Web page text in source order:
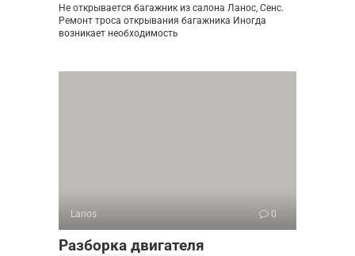
Не открывается багажник из салона Ланос, Сенс.
Ремонт троса открывания багажника Иногда
возникает необходимость
Lanos 0
Разборка двигателя